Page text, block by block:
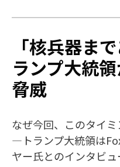
「核兵器ま
ランプ大統
脅威
なぜ今回、このタイ
—トランプ大統領は
ヤー氏とのインタビュ